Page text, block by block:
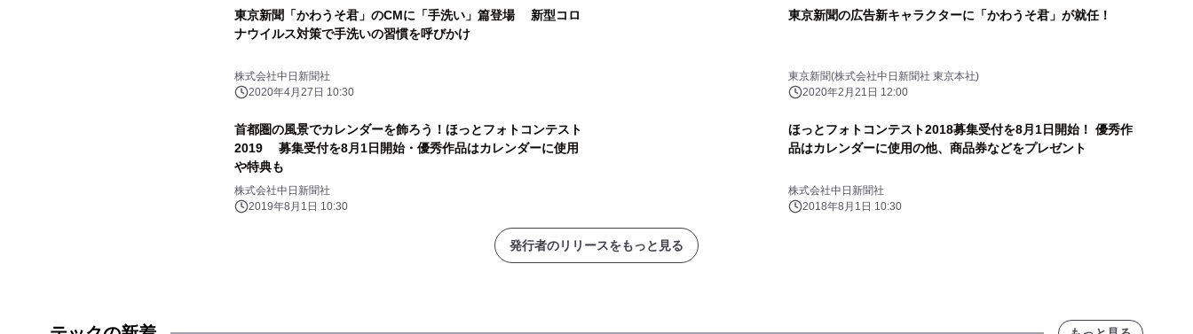
東京新聞「かわうそ君」のCMに「手洗い」篇登場 新型コロ
ナウイルス対策で手洗いの習慣を呼びかけ
株式会社中日新聞社
2020年4月27日 10:30
東京新聞の広告新キャラクターに「かわうそ君」が就任！
東京新聞(株式会社中日新聞社 東京本社)
2020年2月21日 12:00
首都圏の風景でカレンダーを飾ろう！ほっとフォトコンテスト
2019 募集受付を8月1日開始・優秀作品はカレンダーに使用
や特典も
株式会社中日新聞社
2019年8月1日 10:30
ほっとフォトコンテスト2018募集受付を8月1日開始！ 優秀作
品はカレンダーに使用の他、商品券などをプレゼント
株式会社中日新聞社
2018年8月1日 10:30
発行者のリリースをもっと見る